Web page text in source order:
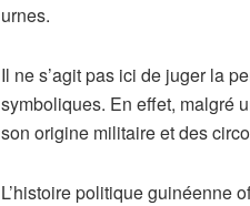
urnes.
Il ne s’agit pas ici de juger la
symboliques. En effet, malgré
son origine militaire et des
L’histoire politique guinéenne